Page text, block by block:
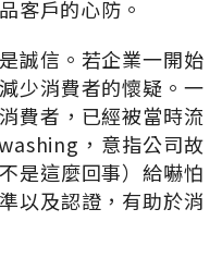
客戶的心防。
誠信。若企業一開始
少消費者的懷疑。一
費者，已經被當時流
，意指公司故
是這麼回事）給嚇怕
以及認證，有助於消